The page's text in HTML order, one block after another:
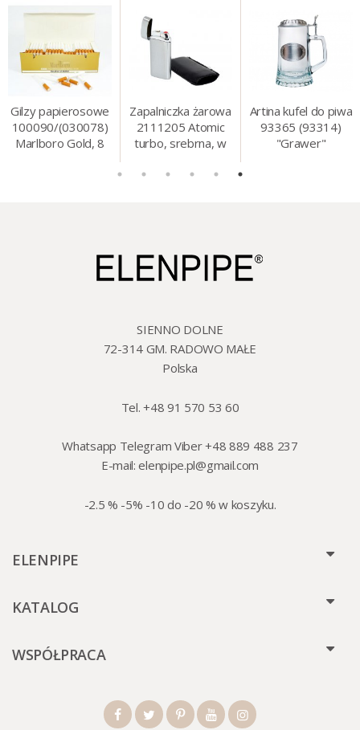
Gilzy papierosowe
100090/(030078)
Marlboro Gold, 8
Zapalniczka żarowa
2111205 Atomic
turbo, srebrna, w
Artina kufel do piwa
93365 (93314)
"Grawer"
SIENNO DOLNE
72-314 GM. RADOWO MAŁE
Polska
Tel. +48 91 570 53 60
Whatsapp Telegram Viber +48 889 488 237
E-mail:elenpipe.pl@gmail.com
-2.5 % -5% -10 do -20 % w koszyku.
ELENPIPE
KATALOG
WSPÓŁPRACA